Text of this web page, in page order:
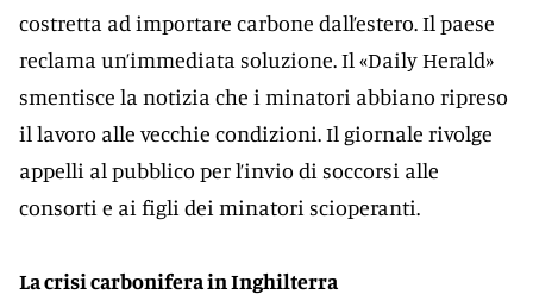
costretta ad importare carbone dall’estero. Il paese
reclama un’immediata soluzione. Il «Daily Herald»
smentisce la notizia che i minatori abbiano ripreso
il lavoro alle vecchie condizioni. Il giornale rivolge
appelli al pubblico per l’invio di soccorsi alle
consorti e ai figli dei minatori scioperanti.
La crisi carbonifera in Inghilterra